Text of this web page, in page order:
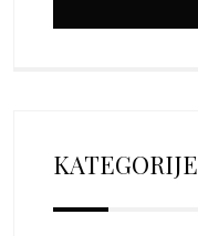
KATEGORIJE